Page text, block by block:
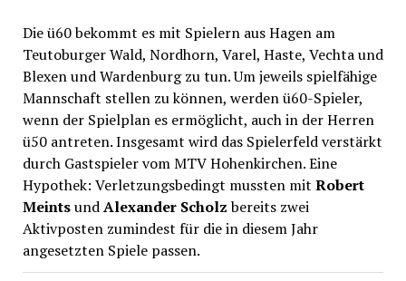
Die ü60 bekommt es mit Spielern aus Hagen am
Teutoburger Wald, Nordhorn, Varel, Haste, Vechta und
Blexen und Wardenburg zu tun. Um jeweils spielfähige
Mannschaft stellen zu können, werden ü60-Spieler,
wenn der Spielplan es ermöglicht, auch in der Herren
ü50 antreten. Insgesamt wird das Spielerfeld verstärkt
durch Gastspieler vom MTV Hohenkirchen. Eine
Hypothek: Verletzungsbedingt mussten mit Robert
MeintsundAlexander Scholzbereits zwei
Aktivposten zumindest für die in diesem Jahr
angesetzten Spiele passen.